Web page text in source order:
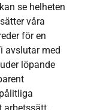
se helheten
våra
för en
avslutar med
löpande